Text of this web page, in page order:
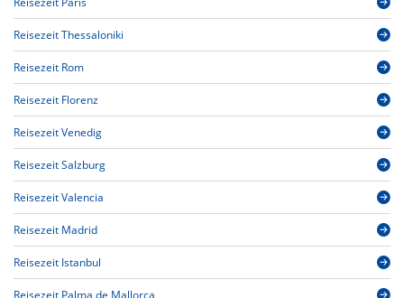
Reisezeit Thessaloniki
Reisezeit Rom
Reisezeit Florenz
Reisezeit Venedig
Reisezeit Salzburg
Reisezeit Valencia
Reisezeit Madrid
Reisezeit Istanbul